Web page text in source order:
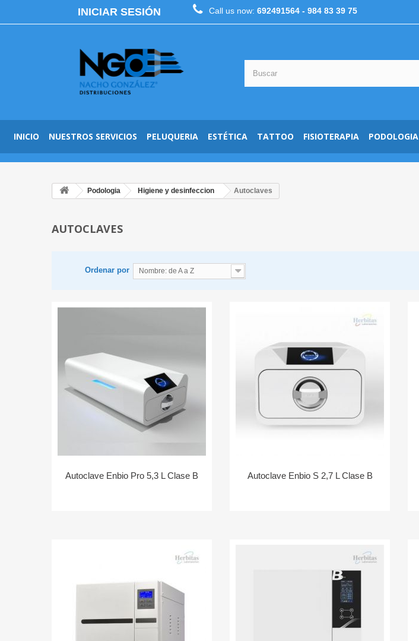
INICIAR SESIÓN Call us now: 692491564 - 984 83 39 75
INICIO NUESTROS SERVICIOS PELUQUERIA ESTÉTICA TATTOO FISIOTERAPIA PODOLOGIA
Podologia Higiene y desinfeccion Autoclaves
AUTOCLAVES
Ordenar por Nombre: de A a Z
Autoclave Enbio Pro 5,3 L Clase B Autoclave Enbio S 2,7 L Clase B